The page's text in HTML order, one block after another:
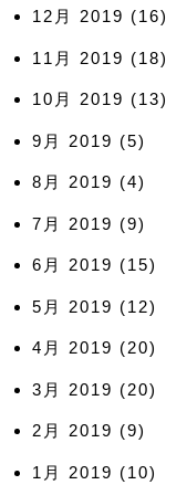
12月 2019 (16)
11月 2019 (18)
10月 2019 (13)
9月 2019 (5)
8月 2019 (4)
7月 2019 (9)
6月 2019 (15)
5月 2019 (12)
4月 2019 (20)
3月 2019 (20)
2月 2019 (9)
1月 2019 (10)